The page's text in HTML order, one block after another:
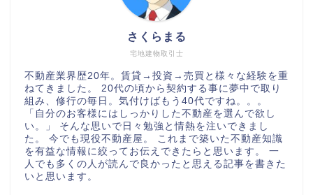
宅地建物取引士
さくらまる
不動産業界歴20年。賃貸→投資→売買と様々な経験を重
ねてきました。 20代の頃から契約する事に夢中で取り
組み、修行の毎日。気付けばもう40代ですね。。。
「自分のお客様にはしっかりした不動産を選んで欲し
い。」 そんな思いで日々勉強と情熱を注いできまし
た。 今でも現役不動産屋。 これまで築いた不動産知識
を有益な情報に絞ってお伝えできたらと思います。 一
人でも多くの人が読んで良かったと思える記事を書きた
いと思います。